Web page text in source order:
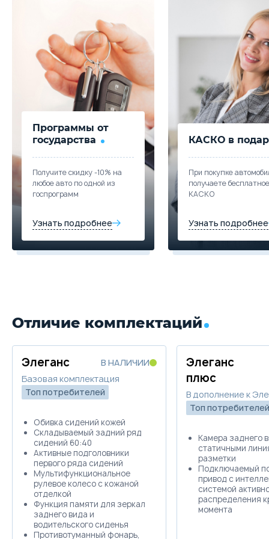
Trade-in
Trade-in
Забронировать
Программы от
государства
Получите скидку -10% на
любое авто по одной из
госпрограмм
Узнать подробнее
КАСКО в
При покупке
получаете бесплатное
КАСКО
Узнать подробнее
Отличие комплектаций
Элеганс
В НАЛИЧИИ
Базовая комплектация
Топ потребителей
Обивка сидений кожей
Складываемый задний ряд
сидений 60:40
Активные подголовники
первого ряда сидений
Мультифункциональное
рулевое колесо с кожаной
отделкой
Функция памяти для зеркал
заднего вида и
водительского сиденья
Противотуманный фонарь,
Элеганс
плюс
В дополнение к
Топ потребителей
Камера заднего
статичными
разметки
Подключаемый
привод с
системой
распределения
момента